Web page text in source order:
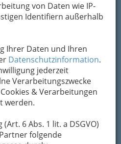
von Daten wie IP-
Identifiern außerhalb
Ihrer Daten und Ihren
Datenschutzinformation.
jederzeit
Verarbeitungszwecke
& Verarbeitungen
werden.
6 Abs. 1 lit. a DSGVO)
folgende
anschauen
vor Spam-Mails zu
an dieser Stelle zur
wird nach dem
per Mail an das